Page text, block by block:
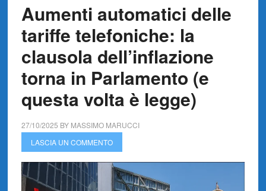
Aumenti automatici delle
tariffe telefoniche: la
clausola dell’inflazione
torna in Parlamento (e
questa volta è legge)
27/10/2025 BY MASSIMO MARUCCI
LASCIA UN COMMENTO